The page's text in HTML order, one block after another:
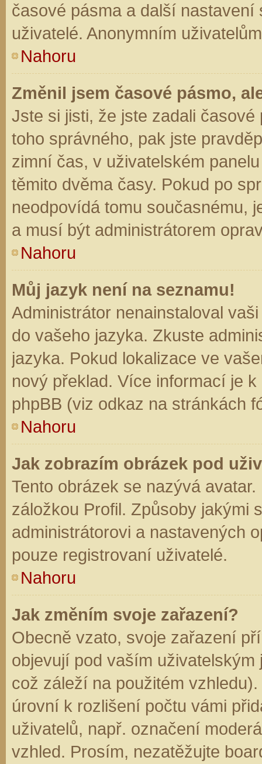
časové pásma a další
uživatelé. Anonymním
Nahoru
Změnil jsem časové pásmo,
Jste si jisti, že jste zadali
toho správného, pak jste
zimní čas, v uživatelském
těmito dvěma časy. Pokud po
neodpovídá tomu současnému,
a musí být administrátorem
Nahoru
Můj jazyk není na seznamu!
Administrátor nenainstaloval
do vašeho jazyka. Zkuste
jazyka. Pokud lokalizace ve
nový překlad. Více informací je
phpBB (viz odkaz na stránkách
Nahoru
Jak zobrazím obrázek pod
Tento obrázek se nazývá
záložkou Profil. Způsoby jakými
administrátorovi a nastavených
pouze registrovaní uživatelé.
Nahoru
Jak změním svoje zařazení?
Obecně vzato, svoje zařazení
objevují pod vaším
což záleží na použitém
úrovní k rozlišení počtu vámi
uživatelů, např. označení
vzhled. Prosím, nezatěžujte